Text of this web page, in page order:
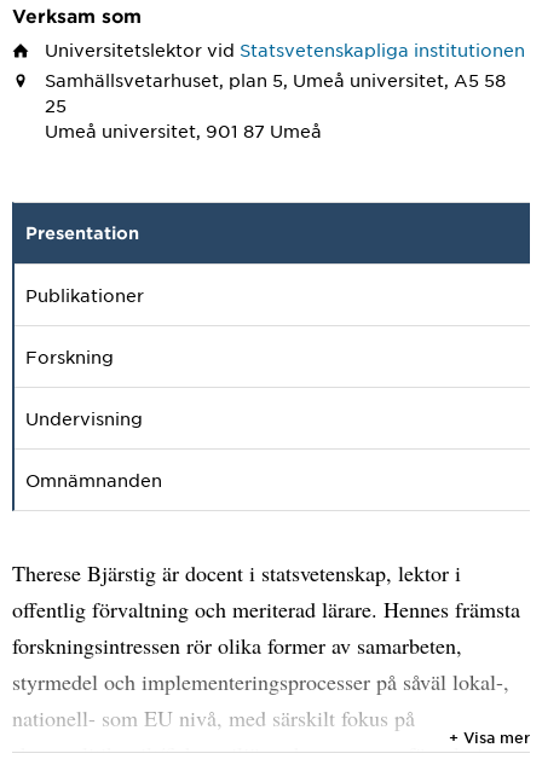
Verksam som
Universitetslektor vid Statsvetenskapliga institutionen
Samhällsvetarhuset, plan 5, Umeå universitet, A5 58
25
Umeå universitet, 901 87 Umeå
Presentation
Publikationer
Forskning
Undervisning
Omnämnanden
Therese Bjärstig är docent i statsvetenskap, lektor i
offentlig förvaltning och meriterad lärare. Hennes främsta
forskningsintressen rör olika former av samarbeten,
styrmedel och implementeringsprocesser på såväl lokal-,
nationell- som EU nivå, med särskilt fokus på
skogspolitik, vilt/fisk-, miljö- och naturresursförvaltning,
+ Visa mer